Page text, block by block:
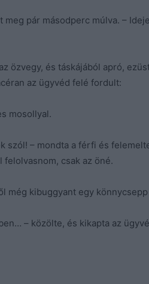
meg pár másodperc múlva. –
özvegy, és táskájából apró,
az ügyvéd felé fordult:
mosollyal.
szól! – mondta a férfi és
csak az öné.
még kibuggyant egy
– közölte, és kikapta az